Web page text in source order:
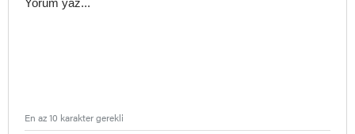
En az 10 karakter gerekli